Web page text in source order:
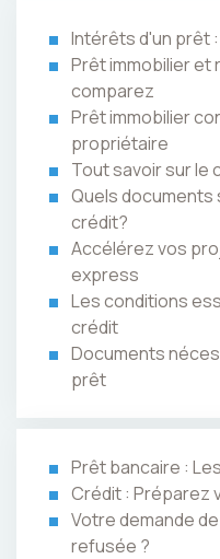
Intérêts d'un prêt
Prêt immobilier et
comparez
Prêt immobilier
propriétaire
Tout savoir sur le
Quels
crédit?
Accélérez vos
express
Les conditions
crédit
Documents
prêt
Prêt bancaire :
Crédit : Préparez
Votre demande
refusée ?